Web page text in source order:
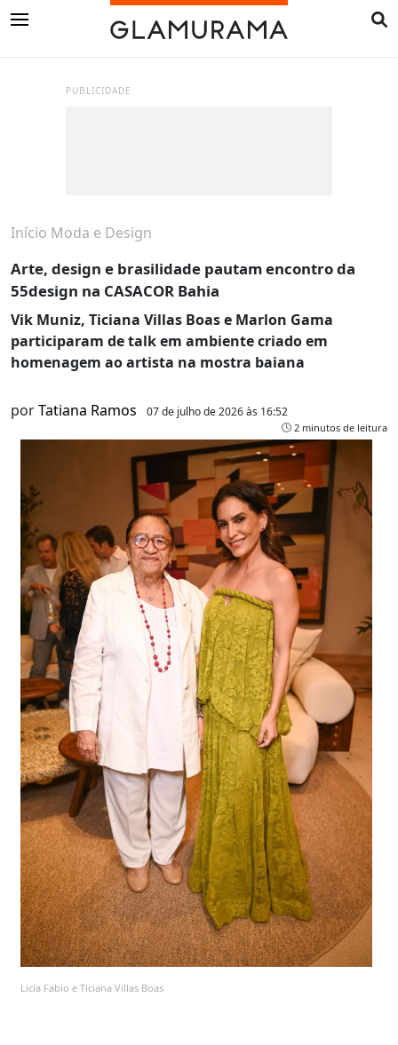
PUBLICIDADE
Início Moda e Design
Arte, design e brasilidade pautam encontro da
55design na CASACOR Bahia
Vik Muniz, Ticiana Villas Boas e Marlon Gama
participaram de talk em ambiente criado em
homenagem ao artista na mostra baiana
porTatiana Ramos 07 de julho de 2026 às 16:52
2 minutos de leitura
Licia Fabio e Ticiana Villas Boas